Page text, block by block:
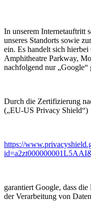
In unserem Internetauftritt
unseres Standorts sowie
ein. Es handelt sich
Amphitheatre Parkway,
nachfolgend nur „Google“
Durch die Zertifizierung
(„EU-US Privacy Shield“)
https://
garantiert Google, dass
der Verarbeitung von